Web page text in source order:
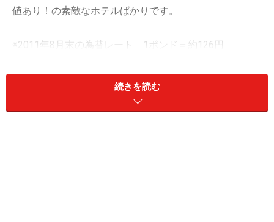
値あり！の素敵なホテルばかりです。
※2011年8月末の為替レート 1ポンド＝約126円
バッキンガム宮殿のお膝元 ザ・ゴーリン
グ
続きを読む